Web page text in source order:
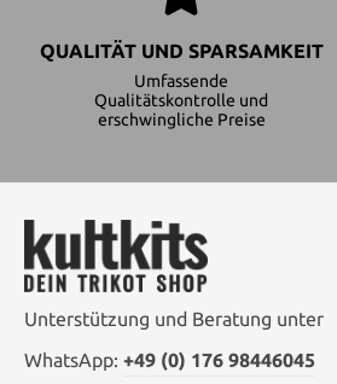
QUALITÄT UND SPARSAMKEIT
Umfassende
Qualitätskontrolle und
erschwingliche Preise
Unterstützung und Beratung unter
WhatsApp: +49 (0) 176 98446045